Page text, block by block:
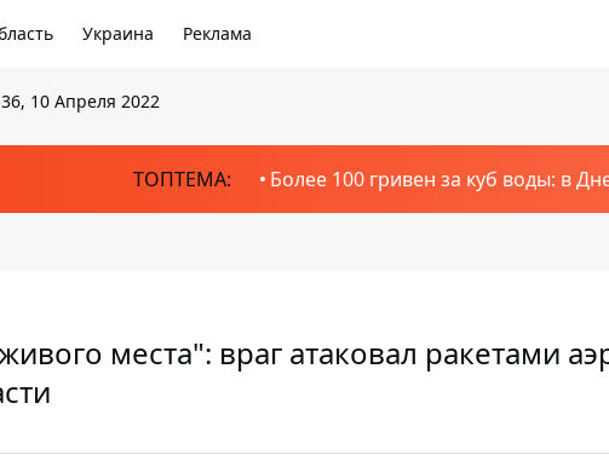
Украина Реклама
10 Апреля 2022
ТОПТЕМА: Более 100 гривен за куб воды: в
места": враг атаковал ракетами